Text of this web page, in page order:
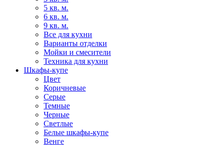
5 кв. м.
6 кв. м.
9 кв. м.
Все для кухни
Варианты отделки
Мойки и смесители
Техника для кухни
Шкафы-купе
Цвет
Коричневые
Серые
Темные
Черные
Светлые
Белые шкафы-купе
Венге